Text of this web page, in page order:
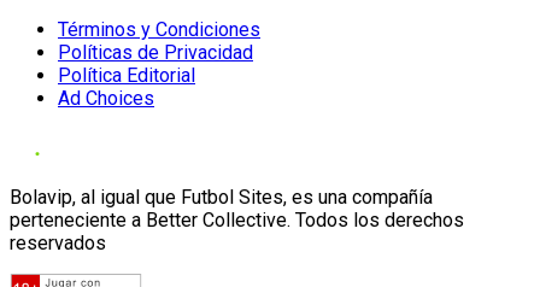
Términos y Condiciones
Políticas de Privacidad
Política Editorial
Ad Choices
Bolavip, al igual que Futbol Sites, es una compañía
perteneciente a Better Collective. Todos los derechos
reservados